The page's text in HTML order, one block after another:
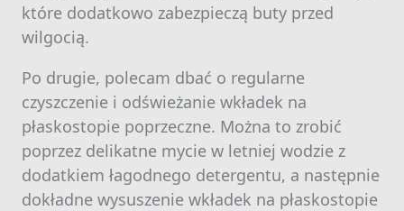
które dodatkowo zabezpieczą buty przed
wilgocią.
Po drugie, polecam dbać o regularne
czyszczenie i odświeżanie wkładek na
płaskostopie poprzeczne. Można to zrobić
poprzez delikatne mycie w letniej wodzie z
dodatkiem łagodnego detergentu, a następnie
dokładne wysuszenie wkładek na płaskostopie